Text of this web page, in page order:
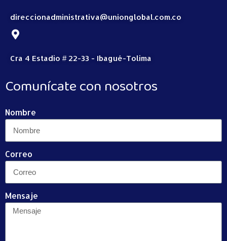
direccionadministrativa@unionglobal.com.co
Cra 4 Estadio # 22-33 - Ibagué-Tolima
Comunícate con nosotros
Nombre
Correo
Mensaje